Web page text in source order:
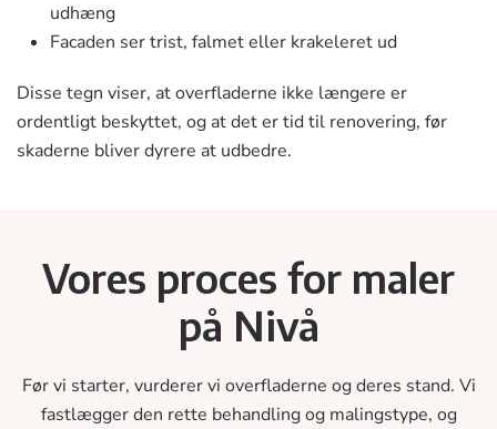
udhæng
Facaden ser trist, falmet eller krakeleret ud
Disse tegn viser, at overfladerne ikke længere er
ordentligt beskyttet, og at det er tid til renovering, før
skaderne bliver dyrere at udbedre.
Vores proces for maler
på Nivå
Før vi starter, vurderer vi overfladerne og deres stand. Vi
fastlægger den rette behandling og malingstype, og